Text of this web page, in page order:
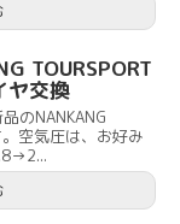
TOURSPORT
交換
のNANKANG
空気圧は、お好み